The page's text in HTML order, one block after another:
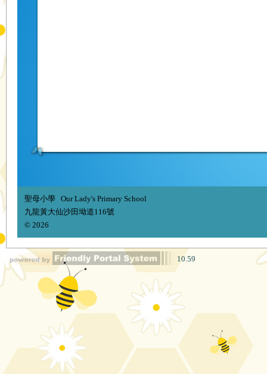
聖母小學 Our Lady's Primary School
九龍黃大仙沙田坳道116號
© 2026
10.59